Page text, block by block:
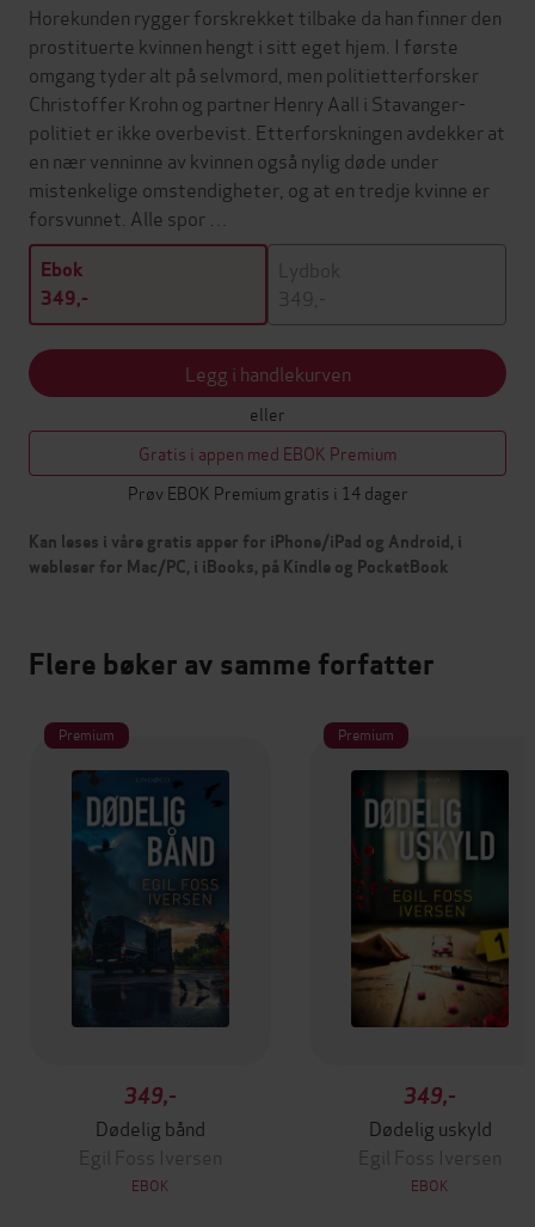
Horekunden rygger forskrekket tilbake da han finner den
prostituerte kvinnen hengt i sitt eget hjem. I første
omgang tyder alt på selvmord, men politietterforsker
Christoffer Krohn og partner Henry Aall i Stavanger-
politiet er ikke overbevist. Etterforskningen avdekker at
en nær venninne av kvinnen også nylig døde under
mistenkelige omstendigheter, og at en tredje kvinne er
forsvunnet. Alle spor …
Ebok
349,-
Lydbok
349,-
Legg i handlekurven
eller
Gratis i appen med EBOK Premium
Prøv EBOK Premium gratis i 14 dager
Kan leses i våre gratis apper for iPhone/iPad og Android, i
webleser for Mac/PC, i iBooks, på Kindle og PocketBook
Flere bøker av samme forfatter
Premium
349,-
Dødelig bånd
Egil Foss Iversen
EBOK
Premium
349,-
Dødelig uskyld
Egil Foss Iversen
EBOK